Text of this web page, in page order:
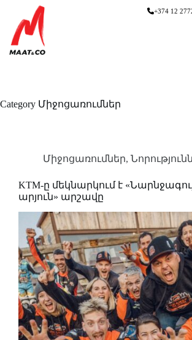
+374 12
Category Միջոցառումներ
Միջոցառումներ,
KTM-ը մեկնարկում է
արյուն» արշավը